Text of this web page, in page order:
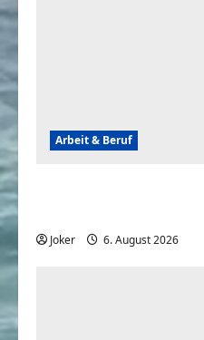
Arbeit & Beruf
Joker 6. August 2026